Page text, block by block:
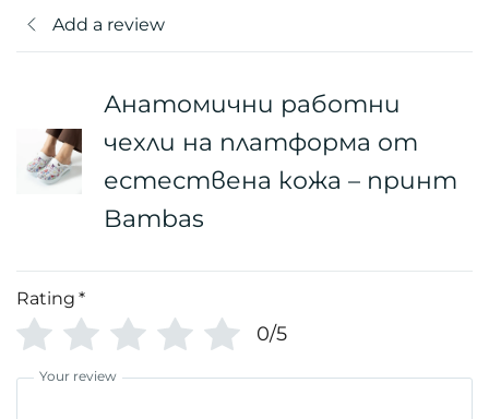
Add a review
Анатомични работни
чехли на платформа от
естествена кожа – принт
Bambas
Rating *
0/5
Your review